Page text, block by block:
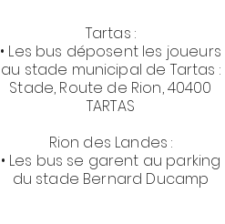
Tartas :
• Les bus déposent les joueurs
au stade municipal de Tartas :
Stade, Route de Rion, 40400
TARTAS
Rion des Landes :
• Les bus se garent au parking
du stade Bernard Ducamp